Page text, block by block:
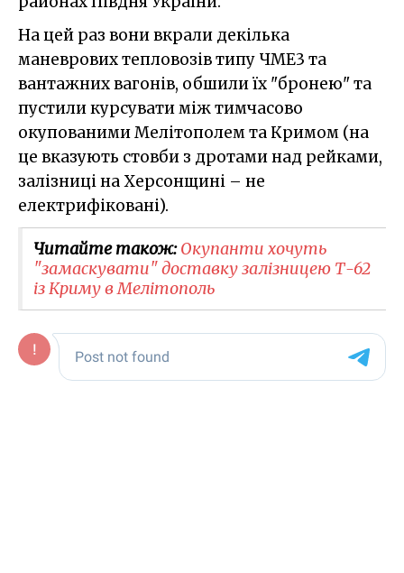
На цей раз вони вкрали декілька
маневрових тепловозів типу ЧМЕ3 та
вантажних вагонів, обшили їх "бронею" та
пустили курсувати між тимчасово
окупованими Мелітополем та Кримом (на
це вказують стовби з дротами над рейками,
залізниці на Херсонщині – не
електрифіковані).
Читайте також:Окупанти хочуть
"замаскувати" доставку залізницею Т-62
із Криму в Мелітополь